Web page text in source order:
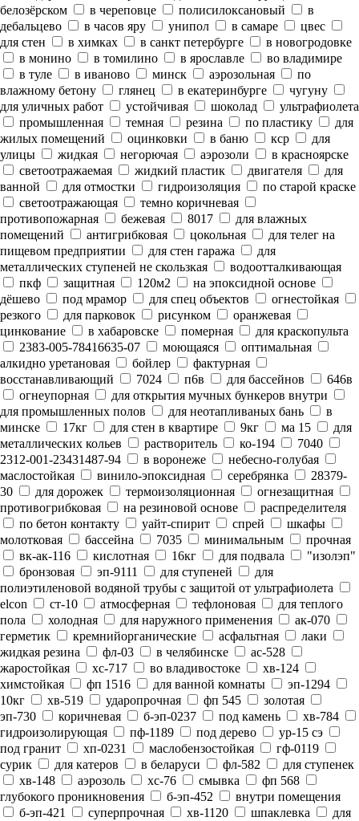
белозёрском
в череповце полисилоксановый
в
дебальцево
в часов яру унипол в самаре
цвес
для стен
в химках в санкт петербурге
в новогродовке
в монино
в томилино в ярославле
во владимире
в туле
в иваново минск аэрозольная
по
влажному бетону
глянец в екатеринбурге
чугуну
для уличных работ
устойчивая шоколад
ультрафиолета
промышленная
темная резина по пластику
для
жилых помещений
оцинковки в баню кср
для
улицы
жидкая негорючая аэрозоли
в красноярске
светоотражаемая
жидкий пластик двигателя
для
ванной
для отмостки гидроизоляция
по старой краске
светоотражающая
темно коричневая
противопожарная
бежевая 8017
для влажных
помещений
антигрибковая цокольная
для телег на
пищевом предприятии
для стен гаража
для
металлических ступеней не скользкая
водоотталкивающая
пкф
защитная 120м2
на эпоксидной основе
дёшево
под мрамор для спец объектов
огнестойкая
резкого
для парковок рисунком
оранжевая
цинкование
в хабаровске померная
для краскопульта
2383-005-78416635-07
моющаяся
оптимальная
алкидно уретановая
бойлер
фактурная
восстанавливающий
7024 п6в для бассейнов
646в
огнеупорная
для открытия мучных бункеров внутри
для промышленных полов
для неотапливаных бань
в
минске
17кг для стен в квартире 9кг ма 15
для
металлических кольев
растворитель ко-194
7040
2312-001-23431487-94
в воронеже
небесно-голубая
маслостойкая
винило-эпоксидная серебрянка
28379-
30
для дорожек термоизоляционная
огнезащитная
противогрибковая
на резиновой основе
распределителя
по бетон контакту
уайт-спирит спрей
шкафы
молотковая
бассейна 7035 минимальным
прочная
вк-ак-116
кислотная 16кг для подвала
"изолэп"
бронзовая
эп-9111 для ступеней
для
полиэтиленовой водяной трубы с защитой от ультрафиолета
elcon
ст-10 атмосферная тефлоновая
для теплого
пола
холодная для наружного применения
ак-070
герметик
кремнийорганические асфальтная
лаки
жидкая резина
фл-03 в челябинске
ас-528
жаростойкая
хс-717 во владивостоке
хв-124
химстойкая
фп 1516 для ванной комнаты
эп-1294
10кг
хв-519 ударопрочная фп 545
золотая
эп-730
коричневая б-эп-0237 под камень
хв-784
гидроизолирующая
пф-1189 под дерево
ур-15 сэ
под гранит
хп-0231 маслобензостойкая
гф-0119
сурик
для катеров в беларуси фл-582
для ступенек
хв-148
аэрозоль хс-76 смывка
фп 568
глубокого проникновения
б-эп-452
внутри помещения
б-эп-421
суперпрочная хв-1120 шпаклевка
для